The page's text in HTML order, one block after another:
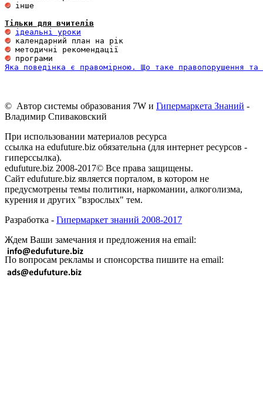
інше
Тільки для вчителів
ідеальні уроки
Яка поведінка є правомірною. Що таке правопорушення
© Автор системы образования 7W и Гипермаркета Знаний -
Владимир Спиваковский
При использовании материалов ресурса
ссылка на edufuture.biz обязательна (для интернет ресурсов -
гиперссылка).
edufuture.biz 2008-2017© Все права защищены.
Сайт edufuture.biz является порталом, в котором не
предусмотрены темы политики, наркомании, алкоголизма,
курения и других "взрослых" тем.
Разработка - Гипермаркет знаний 2008-2017
Ждем Ваши замечания и предложения на email:
По вопросам рекламы и спонсорства пишите на email: